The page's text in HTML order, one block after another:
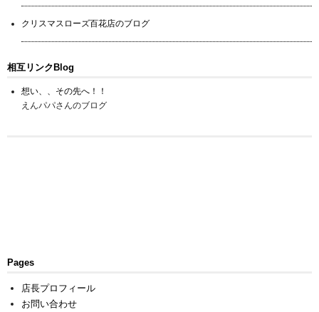
クリスマスローズ百花店のブログ
相互リンクBlog
想い、、その先へ！！
えんパパさんのブログ
Pages
店長プロフィール
お問い合わせ